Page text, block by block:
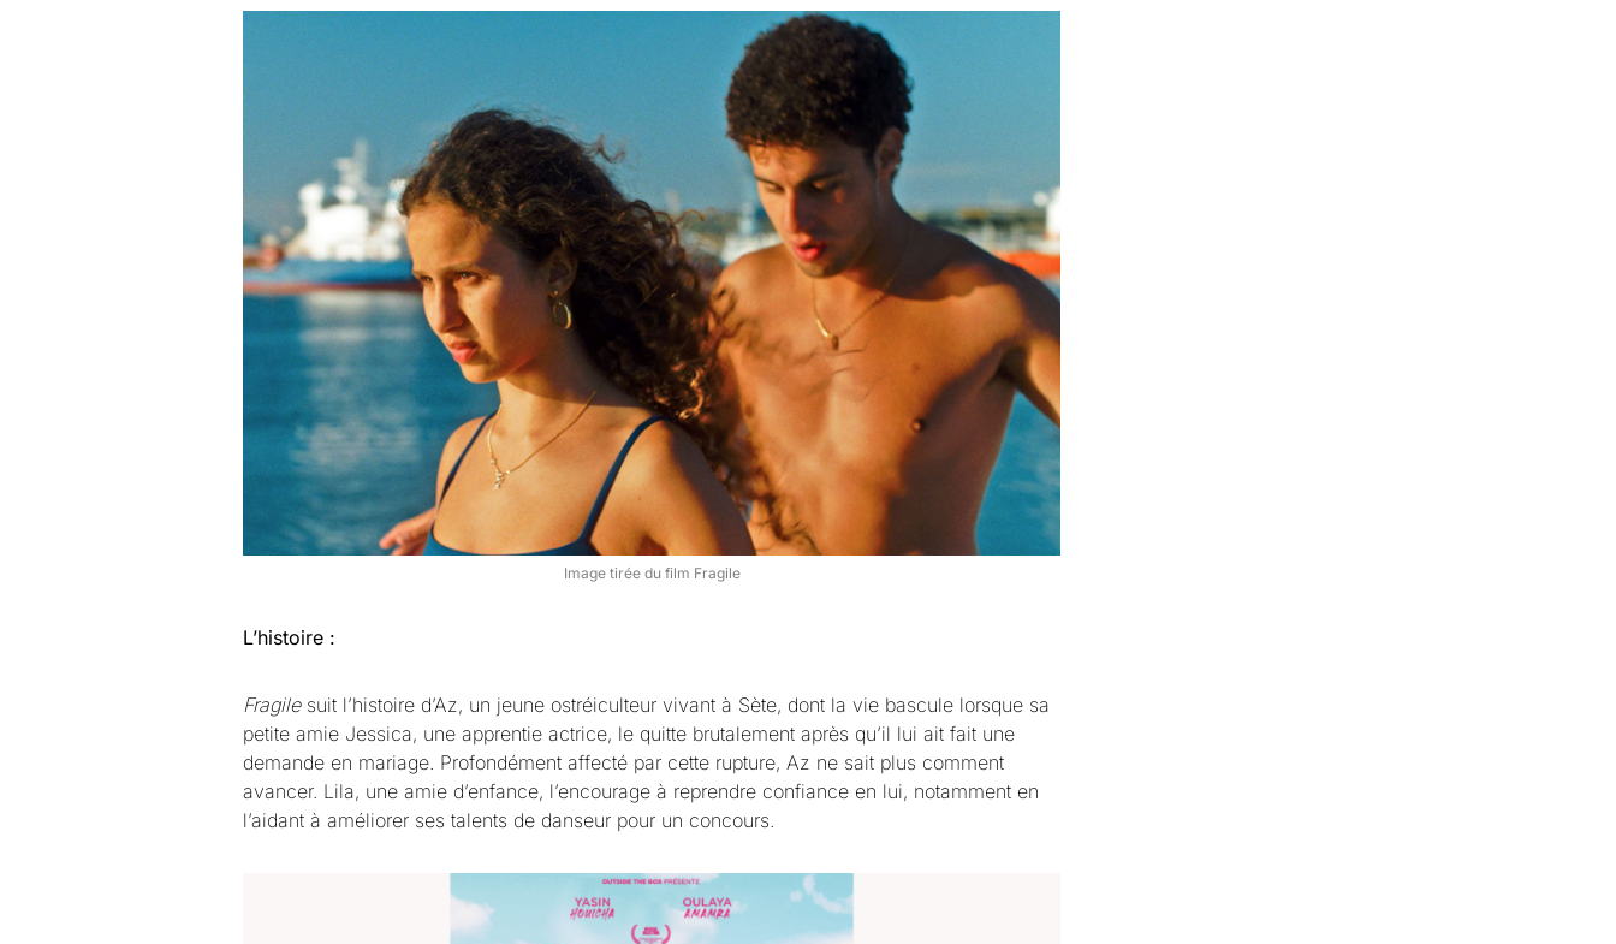
Image tirée du film Fragile
L’histoire :
Fragile suit l’histoire d’Az, un jeune ostréiculteur vivant à Sète, dont la vie bascule lorsque sa
petite amie Jessica, une apprentie actrice, le quitte brutalement après qu’il lui ait fait une
demande en mariage. Profondément affecté par cette rupture, Az ne sait plus comment
avancer. Lila, une amie d’enfance, l’encourage à reprendre confiance en lui, notamment en
l’aidant à améliorer ses talents de danseur pour un concours.